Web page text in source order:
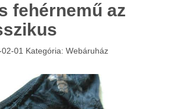
fehérnemű az
01 Kategória: Webáruház